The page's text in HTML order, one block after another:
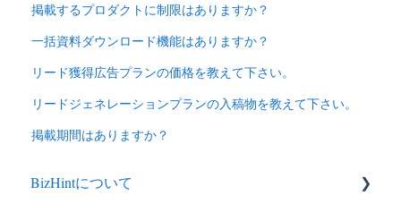
掲載するプロダクトに制限はありますか？
一括資料ダウンロード機能はありますか？
リード獲得広告プランの価格を教えて下さい。
リードジェネレーションプランの入稿物を教えて下さい。
掲載期間はありますか？
BizHintについて